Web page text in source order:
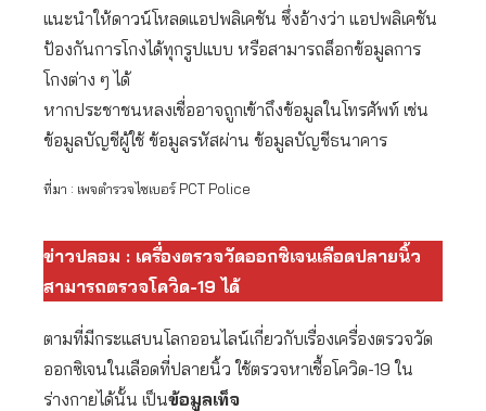
แนะนำให้ดาวน์โหลดแอปพลิเคชัน ซึ่งอ้างว่า แอปพลิเคชัน
ป้องกันการโกงได้ทุกรูปแบบ หรือสามารถล็อกข้อมูลการ
โกงต่าง ๆ ได้
หากประชาชนหลงเชื่ออาจถูกเข้าถึงข้อมูลในโทรศัพท์ เช่น
ข้อมูลบัญชีผู้ใช้ ข้อมูลรหัสผ่าน ข้อมูลบัญชีธนาคาร
ที่มา : เพจตำรวจไซเบอร์ PCT Police
ข่าวปลอม : เครื่องตรวจวัดออกซิเจนเลือดปลายนิ้ว
สามารถตรวจโควิด-19 ได้
ตามที่มีกระแสบนโลกออนไลน์เกี่ยวกับเรื่องเครื่องตรวจวัด
ออกซิเจนในเลือดที่ปลายนิ้ว ใช้ตรวจหาเชื้อโควิด-19 ใน
ร่างกายได้นั้น เป็นข้อมูลเท็จ